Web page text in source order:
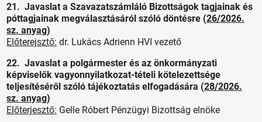
21. Javaslat a Szavazatszámláló Bizottságok tagjainak és
póttagjainak megválasztásáról szóló döntésre (26/2026.
sz. anyag)
Előterejsztő: dr. Lukács Adrienn HVI vezető
22. Javaslat a polgármester és az önkormányzati
képviselők vagyonnyilatkozat-tételi kötelezettsége
teljesítéséről szóló tájékoztatás elfogadására (28/2026.
sz. anyag)
Előterjesztő: Gelle Róbert Pénzügyi Bizottság elnöke